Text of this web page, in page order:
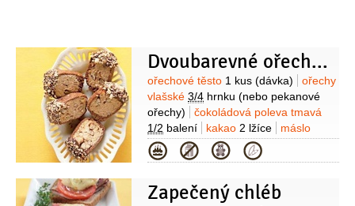
červená 4 lžíce
řepa červená
1/2 kusu (malá) mrkev1 kus
(karotka)
cibulka jarní1 kus
Na
omáčku: sůl1 špetka
smetana
zakysaná1 kelímek (15%)
jogurt bílý
2 lžíce
křen1 lžíce (syrový,
strouhaný)
pepř černý
(mletý)
Dvoubarevné ořechové sušenky
Suroviny
ořechové těsto 1 kus (dávka)
ořechy
vlašské 3/4 hrnku (nebo pekanové
ořechy)
čokoládová poleva tmavá
1/2 balení kakao 2 lžíce
máslo
1 lžička (změklé) skořice
(mletá)
hřebíček(mletý)
muškátový
Kategorie
Zapečený chléb